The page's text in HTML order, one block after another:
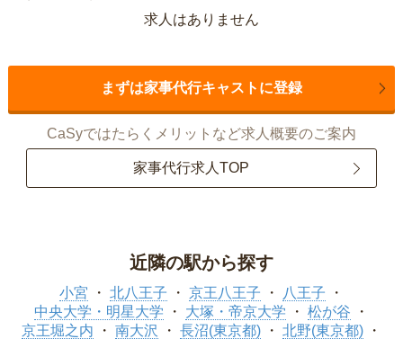
求人はありません
まずは家事代行キャストに登録
CaSyではたらくメリットなど求人概要のご案内
家事代行求人TOP
近隣の駅から探す
小宮 北八王子 京王八王子
八王子
中央大学・明星大学
大塚・帝京大学
松が谷
京王堀之内
南大沢 長沼(東京都)
北野(東京都)